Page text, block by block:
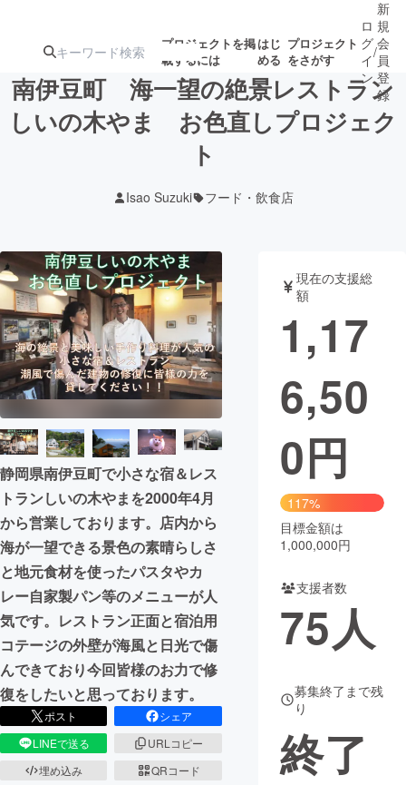
プロジェクトを掲
載するには
はじ
める
プロジェクト
をさがす
注目の新着プロ
テクノロジー・ガジェット
映像・映画 書籍・雑誌
ビジネス・起業 チャレンジ
まちづくり・地域活性化
CAMPFIRE for Social Good
CAMPFIRE Creation
CAMPFIREふるさと納税machi-ya コミュニティ
ロ
グ
イ
ン
/
新
規
会
員
登
録
南伊豆町 海一望の絶景レストラン
しいの木やま お色直しプロジェク
ト
Isao Suzuki フード・飲食店
静岡県南伊豆町で小さな宿＆レス
トランしいの木やまを2000年4月
から営業しております。店内から
海が一望できる景色の素晴らしさ
と地元食材を使ったパスタやカ
レー自家製パン等のメニューが人
気です。レストラン正面と宿泊用
コテージの外壁が海風と日光で傷
んできており今回皆様のお力で修
復をしたいと思っております。
ポスト
シェア
LINEで送る
URLコピー
埋め込み
QRコード
現在の支援総
額
1,17
6,50
0円
117%
目標金額は
1,000,000円
支援者数
75人
募集終了まで残
り
終了